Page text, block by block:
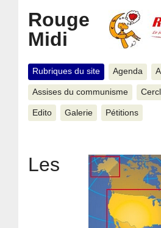
Rouge
Midi
Rubriques du site Agenda
Assises du communisme
Edito Galerie Pétitions
Les